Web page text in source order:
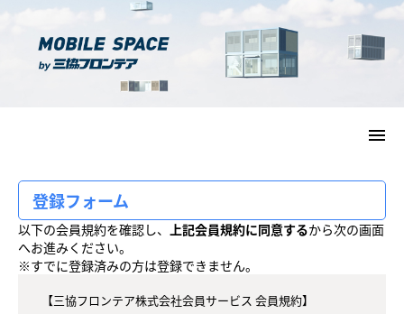
menu
登録フォーム
以下の会員規約を確認し、 上記会員規約に同意するから次の画面
へお進みください。
※すでに登録済みの方は登録できません。